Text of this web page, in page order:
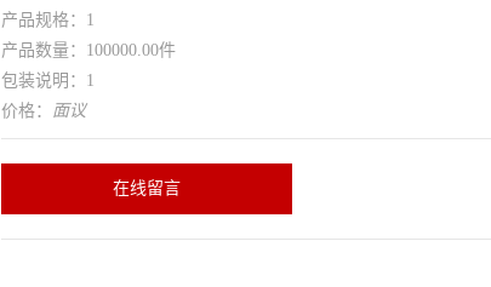
产品规格：1
产品数量：100000.00件
包装说明：1
价格： 面议
在线留言